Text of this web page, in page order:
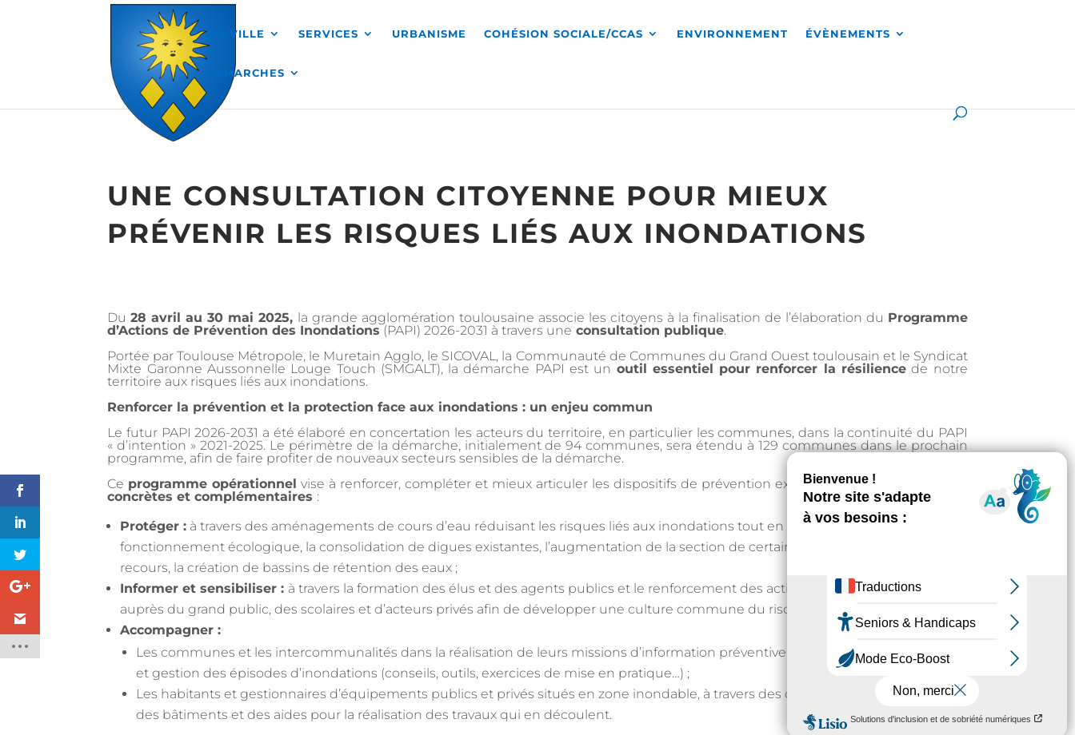
MA VILLE SERVICES URBANISME COHÉSION SOCIALE/CCAS ENVIRONNEMENT ÉVÈNEMENTS
DÉMARCHES
UNE CONSULTATION CITOYENNE POUR MIEUX
PRÉVENIR LES RISQUES LIÉS AUX INONDATIONS
Du28 avril au 30 mai 2025, la grande agglomération toulousaine associe les citoyens à la finalisation de l’élaboration du Programme
d’Actions de Prévention des Inondations (PAPI) 2026-2031 à travers une consultation publique.
Portée par Toulouse Métropole, le Muretain Agglo, le SICOVAL, la Communauté de Communes du Grand Ouest toulousain et le Syndicat
Mixte Garonne Aussonnelle Louge Touch (SMGALT), la démarche PAPI est un outil essentiel pour renforcer la résilience de notre
territoire aux risques liés aux inondations.
Renforcer la prévention et la protection face aux inondations : un enjeu commun
Le futur PAPI 2026-2031 a été élaboré en concertation les acteurs du territoire, en particulier les communes, dans la continuité du PAPI
« d’intention » 2021-2025. Le périmètre de la démarche, initialement de 94 communes, sera étendu à 129 communes dans le prochain
programme, afin de faire profiter de nouveaux secteurs sensibles de la démarche.
Ce programme opérationnel vise à renforcer, compléter et mieux articuler les dispositifs de prévention existants à travers des
concrètes et complémentaires :
Protéger : à travers des aménagements de cours d’eau réduisant les risques liés aux inondations tout en améliorant leur
fonctionnement écologique, la consolidation de digues existantes, l’augmentation de la section de certains ponts ou, en dernier
recours, la création de bassins de rétention des eaux ;
Informer et sensibiliser : à travers la formation des élus et des agents publics et le renforcement des actions de sensibilisation
auprès du grand public, des scolaires et d’acteurs privés afin de développer une culture commune du risque ;
Accompagner :
Les communes et les intercommunalités dans la réalisation de leurs missions d’information préventive, aménagement du territoire
et gestion des épisodes d’inondations (conseils, outils, exercices de mise en pratique…) ;
Les habitants et gestionnaires d’équipements publics et privés situés en zone inondable, à travers des diagnostics de vulnérabilité
des bâtiments et des aides pour la réalisation des travaux qui en découlent.